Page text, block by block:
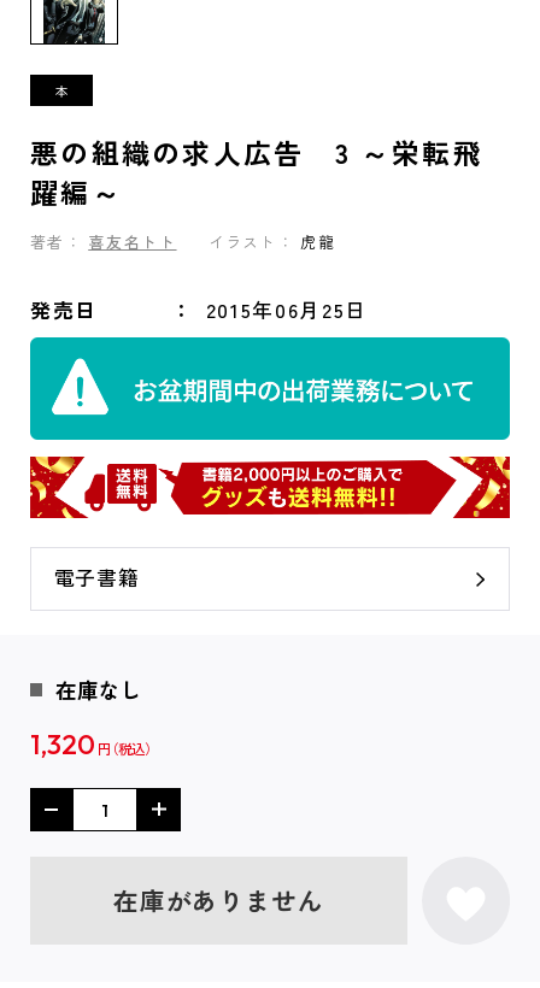
悪の組織の求人広告 3 ～栄転飛
躍編～
著者： 喜友名トト イラスト： 虎龍
発売日 2015年06月25日
電子書籍
在庫なし
1,320 円
在庫がありません